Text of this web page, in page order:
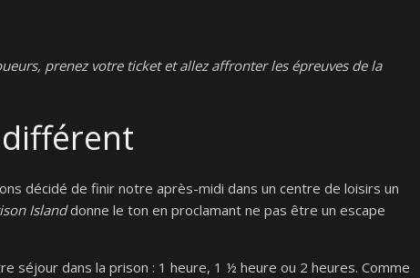
prenez votre ticket et allez affronter les épreuves de la
décidé de finir notre après-midi dans un centre de loisirs un
Islanddonne le ton en proclamant ne pas être un escape
séjour dans la prison : 1 heure, 1 ½ heure ou 2 heures. Comme